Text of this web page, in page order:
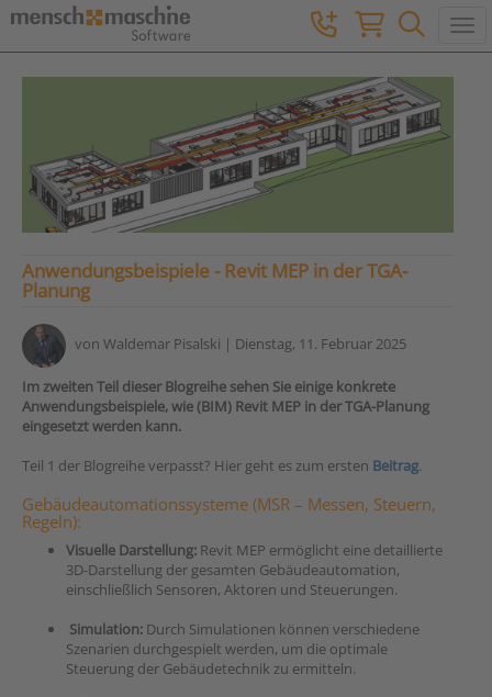
Anwendungsbeispiele - Revit MEP in der TGA-
Planung
von Waldemar Pisalski | Dienstag, 11. Februar 2025
Im zweiten Teil dieser Blogreihe sehen Sie einige konkrete
Anwendungsbeispiele, wie (BIM) Revit MEP in der TGA-Planung
eingesetzt werden kann.
Teil 1 der Blogreihe verpasst? Hier geht es zum ersten Beitrag.
Gebäudeautomationssysteme (MSR – Messen, Steuern,
Regeln):
Visuelle Darstellung: Revit MEP ermöglicht eine detaillierte
3D-Darstellung der gesamten Gebäudeautomation,
einschließlich Sensoren, Aktoren und Steuerungen.
Simulation: Durch Simulationen können verschiedene
Szenarien durchgespielt werden, um die optimale
Steuerung der Gebäudetechnik zu ermitteln.